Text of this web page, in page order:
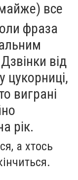
все
фраза
від
цукорниці,
виграні
рік.
а хтось